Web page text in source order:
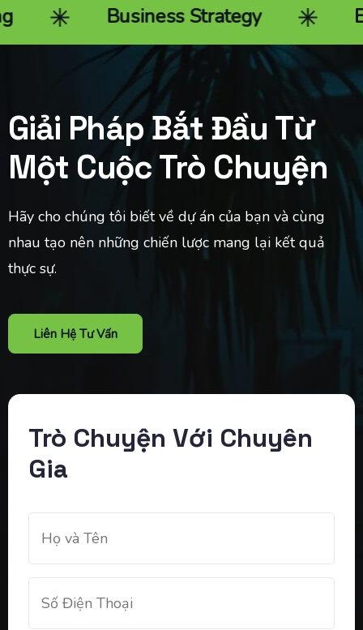
Business Strategy
Giải Pháp Bắt Đầu Từ
Một Cuộc Trò Chuyện
Hãy cho chúng tôi biết về dự án của bạn và cùng
nhau tạo nên những chiến lược mang lại kết quả
thực sự.
Liên Hệ Tư Vấn
Trò Chuyện Với Chuyên
Gia